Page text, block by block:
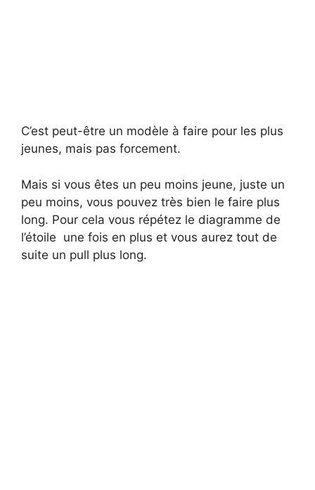
C’est peut-être un modèle à faire pour les plus
jeunes, mais pas forcement.
Mais si vous êtes un peu moins jeune, juste un
peu moins, vous pouvez très bien le faire plus
long. Pour cela vous répétez le diagramme de
l’étoile une fois en plus et vous aurez tout de
suite un pull plus long.